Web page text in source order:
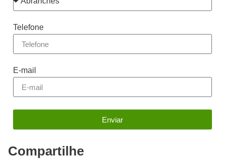
Telefone
E-mail
Enviar
Compartilhe